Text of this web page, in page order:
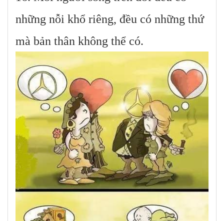
những nỗi khổ riêng, đều có những thứ
mà bản thân không thể có.